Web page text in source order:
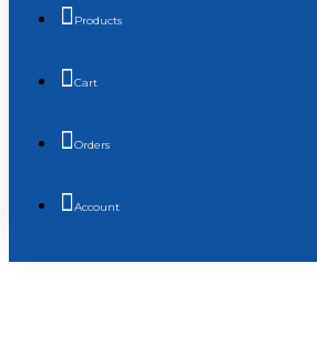
Products
Cart
Orders
Account